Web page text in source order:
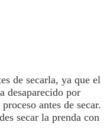
de secarla, ya que el
desaparecido por
antes de secar.
secar la prenda con